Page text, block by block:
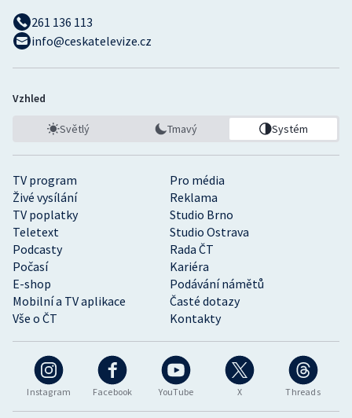
Instagram Facebook YouTube X Threads
TV program
Pro média
Živé vysílání
Reklama
TV poplatky
Studio Brno
Teletext
Studio Ostrava
Podcasty
Rada ČT
Počasí
Kariéra
E-shop
Podávání námětů
Mobilní a TV aplikace
Časté dotazy
Vše o ČT
Kontakty
261 136 113
info@ceskatelevize.cz
Vzhled
Světlý Tmavý Systém